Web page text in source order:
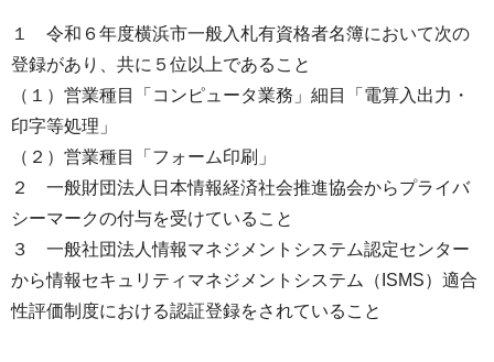
１ 令和６年度横浜市一般入札有資格者名簿において次の
登録があり、共に５位以上であること
（１）営業種目「コンピュータ業務」細目「電算入出力・
印字等処理」
（２）営業種目「フォーム印刷」
２ 一般財団法人日本情報経済社会推進協会からプライバ
シーマークの付与を受けていること
３ 一般社団法人情報マネジメントシステム認定センター
から情報セキュリティマネジメントシステム（ISMS）適合
性評価制度における認証登録をされていること